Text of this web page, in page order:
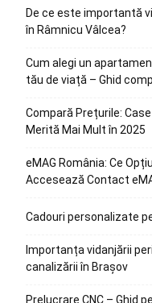
De ce este importantă
în Râmnicu Vâlcea?
Cum alegi un
tău de viață – Ghid
Compară Prețurile:
Merită Mai Mult în 2025
eMAG România: Ce
Accesează Contact
Cadouri personalizate
Importanța vidanjării
canalizării în Brașov
Prelucrare CNC – Ghid